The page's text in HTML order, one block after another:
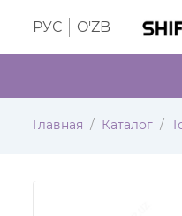
РУС O'ZB
Главная Каталог